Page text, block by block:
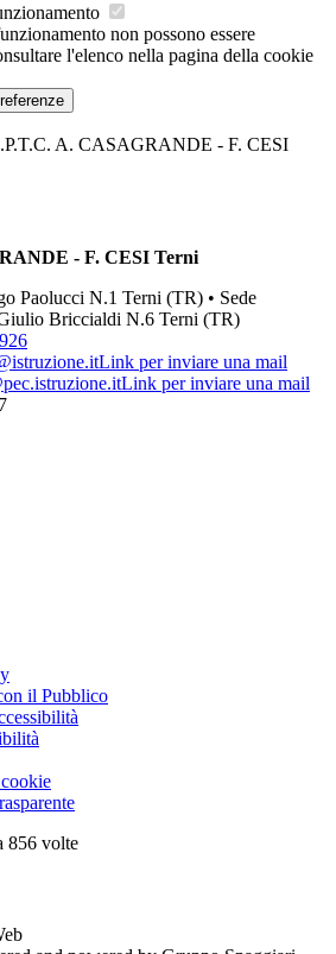
non possono essere
l'elenco nella pagina della cookie
A. CASAGRANDE - F. CESI
- F. CESI Terni
Paolucci N.1 Terni (TR) • Sede
Briccialdi N.6 Terni (TR)
Link per inviare una mail
Link per inviare una mail
il Pubblico
856 volte